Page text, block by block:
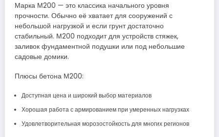
Марка М200 — это классика начального уровня
прочности. Обычно её хватает для сооружений с
небольшой нагрузкой и если грунт достаточно
стабильный. М200 подходит для устройств стяжек,
заливок фундаментной подушки или под небольшие
садовые домики.
Плюсы бетона М200:
Доступная цена и широкий выбор материалов
Хорошая работа с армированием при умеренных нагрузках
Удовлетворительная морозостойкость для многих регионов